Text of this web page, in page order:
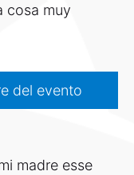
cosa muy
del evento
madre esse